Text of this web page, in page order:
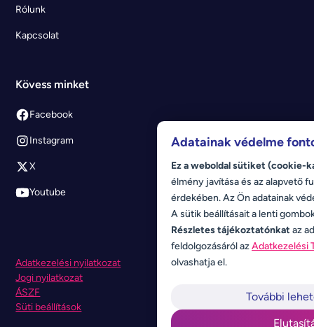
Rólunk
Kapcsolat
Kövess minket
Facebook
Instagram
X
Youtube
Adatkezelési nyilatkozat
Jogi nyilatkozat
ÁSZF
Süti beállítások
Adatainak védelme
Ez a weboldal sütiket (cookie-
élmény javítása és az alapvető
érdekében. Az Ön adatainak
A sütik beállításait a lenti
Részletes tájékoztatónkat az
feldolgozásáról azAdatkezelési
olvashatja el.
További